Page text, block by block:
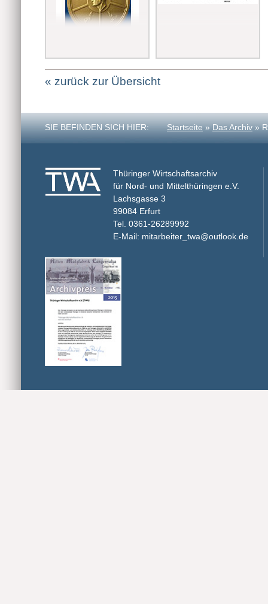
« zurück zur Übersicht
SIE BEFINDEN SICH HIER: Startseite»Das Archiv»
Thüringer Wirtschaftsarchiv
für Nord- und Mittelthüringen e.V.
Lachsgasse 3
99084 Erfurt
Tel. 0361-26289992
E-Mail: mitarbeiter_twa@outlook.de